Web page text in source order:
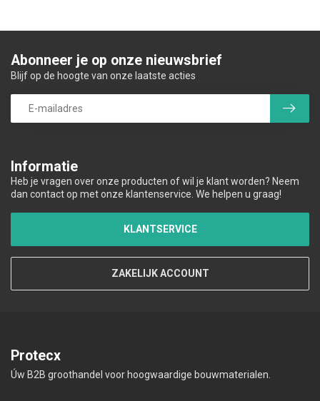
Informatie
Heb je vragen over onze producten of wil je klant worden? Neem
dan contact op met onze klantenservice. We helpen u graag!
KLANTSERVICE
ZAKELIJK ACCOUNT
Abonneer je op onze nieuwsbrief
Blijf op de hoogte van onze laatste acties
Protecx
Úw B2B groothandel voor hoogwaardige bouwmaterialen.